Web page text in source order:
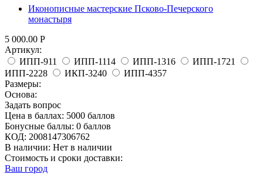
Иконописные мастерские Псково-Печерского
монастыря
5 000.00 Р
Артикул:
ИПП-911
ИПП-1114 ИПП-1316
ИПП-1721
ИПП-2228
ИКП-3240
ИПП-4357
Размеры:
Основа:
Задать вопрос
Цена в баллах: 5000 баллов
Бонусные баллы: 0 баллов
КОД: 2008147306762
В наличии: Нет в наличии
Стоимость и сроки доставки:
Ваш город